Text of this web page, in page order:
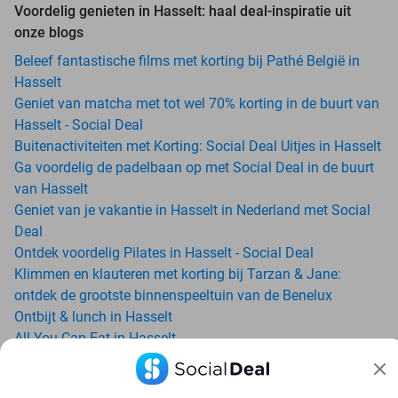
Voordelig genieten in Hasselt: haal deal-inspiratie uit
onze blogs
Beleef fantastische films met korting bij Pathé België in
Hasselt
Geniet van matcha met tot wel 70% korting in de buurt van
Hasselt - Social Deal
Buitenactiviteiten met Korting: Social Deal Uitjes in Hasselt
Ga voordelig de padelbaan op met Social Deal in de buurt
van Hasselt
Geniet van je vakantie in Hasselt in Nederland met Social
Deal
Ontdek voordelig Pilates in Hasselt - Social Deal
Klimmen en klauteren met korting bij Tarzan & Jane:
ontdek de grootste binnenspeeltuin van de Benelux
Ontbijt & lunch in Hasselt
All-You-Can-Eat in Hasselt
Avondje uit in regio Hasselt? Ontdek 6x inspiratie voor een
onvergetelijke avond